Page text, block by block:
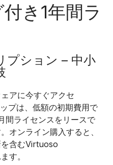
き1年間ラ
プション – 中小
アに今すぐアクセ
プは、低額の初期費用で
間ライセンスをリースで
オンライン購入すると、
を含むVirtuoso
す。